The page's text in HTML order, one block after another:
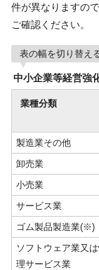
件が異なりますの
ご確認ください。
表の幅を切り替え
中小企業等経営強
業種分類
製造業その他
卸売業
小売業
サービス業
ゴム製品製造業(※)
ソフトウェア業又
理サービス業